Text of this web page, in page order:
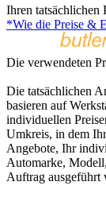
Ihren tatsächlichen
*Wie die Preise &
Die verwendeten
Die tatsächlichen
basieren auf
individuellen
Umkreis, in dem
Angebote, Ihr
Automarke,
Auftrag ausgeführt